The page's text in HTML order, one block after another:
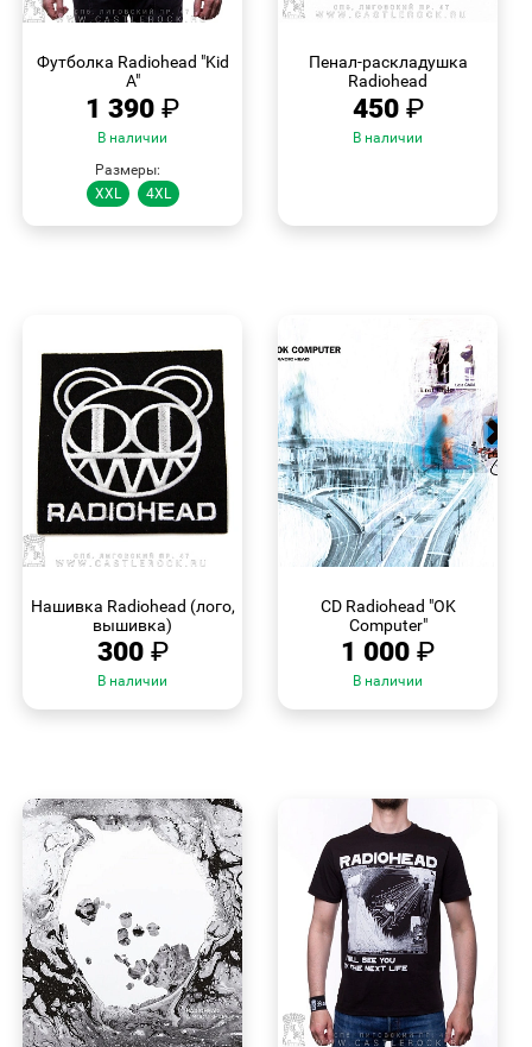
Футболка Radiohead "Kid
A"
1 390 ₽
В наличии
Размеры:
XXL
4XL
Пенал-раскладушка
Radiohead
450 ₽
В наличии
Нашивка Radiohead (лого,
вышивка)
300 ₽
В наличии
CD Radiohead "OK
Computer"
1 000 ₽
В наличии